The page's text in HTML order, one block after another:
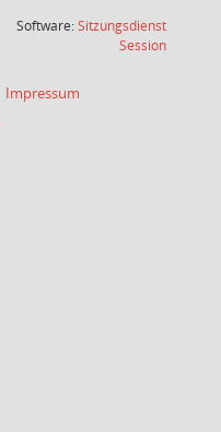
Software:Sitzungsdienst
Session(Wird in
Impressum